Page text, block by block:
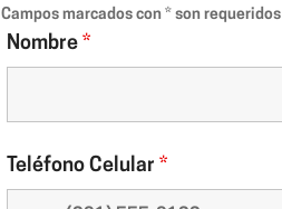
Campos marcados con * son requeridos
Nombre *
Teléfono Celular *